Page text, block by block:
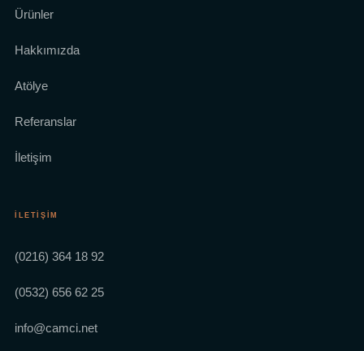
Ürünler
Hakkımızda
Atölye
Referanslar
İletişim
İLETIŞIM
(0216) 364 18 92
(0532) 656 62 25
info@camci.net